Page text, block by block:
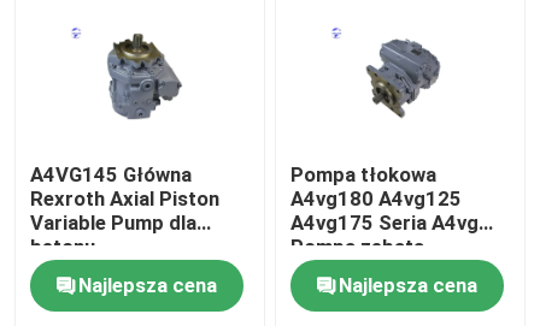
A4VG145 Główna
Rexroth Axial Piston
Variable Pump dla
betonu
Najlepsza cena
Pompa tłokowa
A4vg180 A4vg125
A4vg175 Seria A4vg
Pompa zębata
hydrauliczna
Najlepsza cena